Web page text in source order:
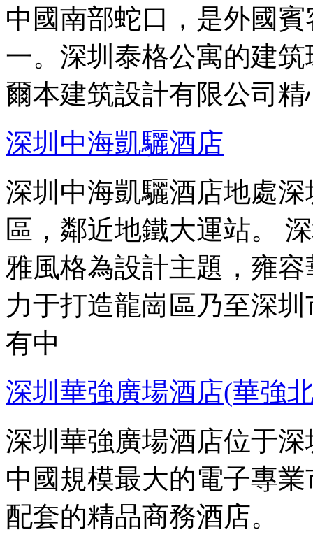
中國南部蛇口，是外國
一。深圳泰格公寓的建
爾本建筑設計有限公司精
深圳中海凱驪酒店
深圳中海凱驪酒店地處
區，鄰近地鐵大運站。
雅風格為設計主題，雍
力于打造龍崗區乃至深
有中
深圳華強廣場酒店(華強
深圳華強廣場酒店位于
中國規模最大的電子專
配套的精品商務酒店。